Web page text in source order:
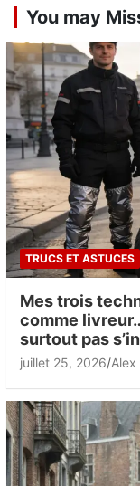
You may
TRUCS ET ASTUCES
Mes trois
comme
surtout pas
juillet 25, 2026 Alex